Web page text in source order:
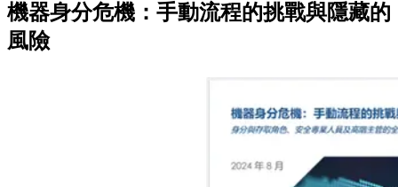
機器身分危機：手動流程的挑戰與隱藏的
風險